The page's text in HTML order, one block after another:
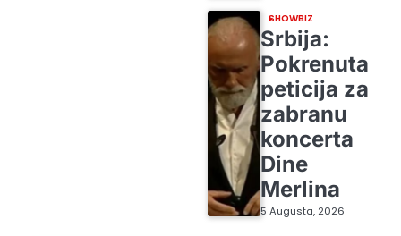
SHOWBIZ
Srbija:
Pokrenuta
peticija za
zabranu
koncerta
Dine
Merlina
5 Augusta, 2026